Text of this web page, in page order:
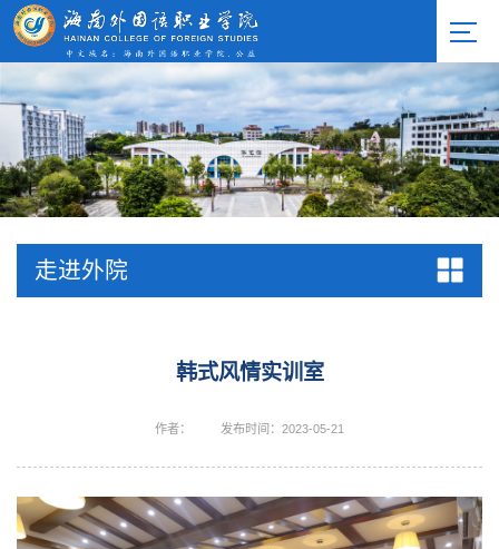
走进外院
韩式风情实训室
作者： 发布时间：2023-05-21